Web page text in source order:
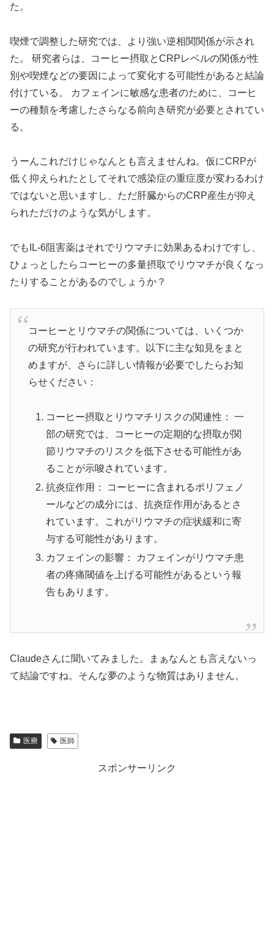
た。
喫煙で調整した研究では、より強い逆相関関係が示され
た。 研究者らは、コーヒー摂取とCRPレベルの関係が性
別や喫煙などの要因によって変化する可能性があると結論
付けている。 カフェインに敏感な患者のために、コーヒ
ーの種類を考慮したさらなる前向き研究が必要とされてい
る。
うーんこれだけじゃなんとも言えませんね。仮にCRPが
低く抑えられたとしてそれで感染症の重症度が変わるわけ
ではないと思いますし、ただ肝臓からのCRP産生が抑え
られただけのような気がします。
でもIL-6阻害薬はそれでリウマチに効果あるわけですし、
ひょっとしたらコーヒーの多量摂取でリウマチが良くなっ
たりすることがあるのでしょうか？
コーヒーとリウマチの関係については、いくつか
の研究が行われています。以下に主な知見をまと
めますが、さらに詳しい情報が必要でしたらお知
らせください：
コーヒー摂取とリウマチリスクの関連性： 一
部の研究では、コーヒーの定期的な摂取が関
節リウマチのリスクを低下させる可能性があ
ることが示唆されています。
抗炎症作用： コーヒーに含まれるポリフェノ
ールなどの成分には、抗炎症作用があるとさ
れています。これがリウマチの症状緩和に寄
与する可能性があります。
カフェインの影響： カフェインがリウマチ患
者の疼痛閾値を上げる可能性があるという報
告もあります。
Claudeさんに聞いてみました。まぁなんとも言えないっ
て結論ですね。そんな夢のような物質はありません。
医療 医師
スポンサーリンク